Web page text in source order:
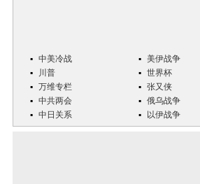
中美冷战
美伊战争
川普
世界杯
万维专栏
张又侠
中共两会
俄乌战争
中日关系
以伊战争